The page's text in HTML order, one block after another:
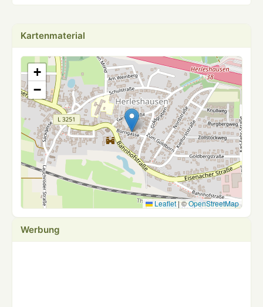
Kartenmaterial
+
−
Leaflet|©OpenStreetMap
Werbung